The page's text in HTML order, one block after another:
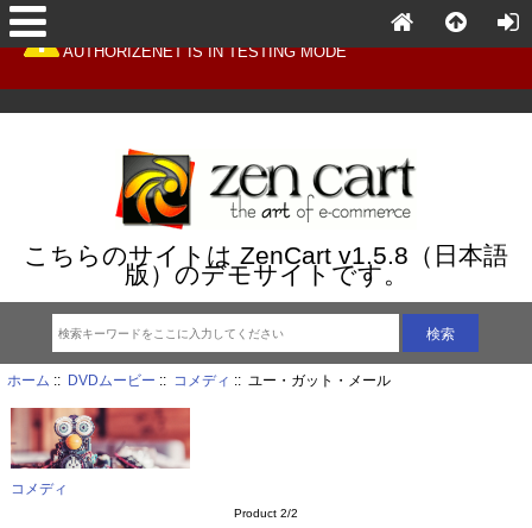
AUTHORIZENET IS IN TESTING MODE
こちらのサイトは ZenCart v1.5.8（日本語
版）のデモサイトです。
ホーム :: DVDムービー :: コメディ :: ユー・ガット・メール
コメディ
Product 2/2